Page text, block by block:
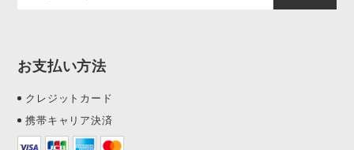
お支払い方法
クレジットカード
携帯キャリア決済